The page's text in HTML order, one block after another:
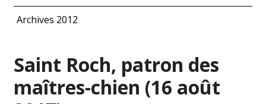
Archives 2012
Saint Roch, patron des
maîtres-chien (16 août